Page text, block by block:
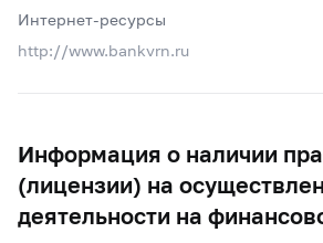
Интернет-ресурсы
http://www.bankvrn.ru
Информация о наличии
(лицензии) на
деятельности на